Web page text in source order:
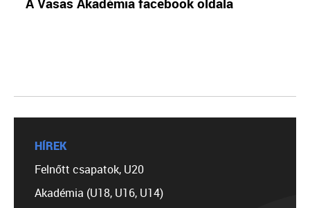
HÍREK
Felnőtt csapatok, U20
Akadémia (U18, U16, U14)